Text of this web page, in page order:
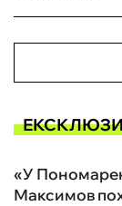
«У
Максимов